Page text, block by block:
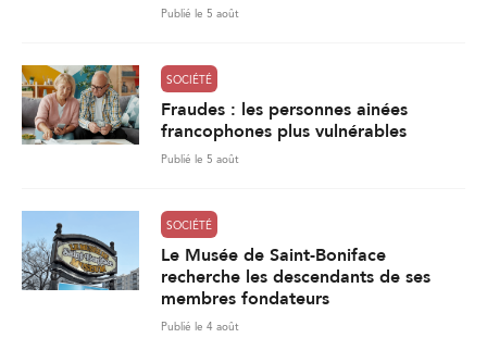
Publié le 5 août
SOCIÉTÉ
Fraudes : les personnes ainées
francophones plus vulnérables
Publié le 5 août
SOCIÉTÉ
Le Musée de Saint-Boniface
recherche les descendants de ses
membres fondateurs
Publié le 4 août